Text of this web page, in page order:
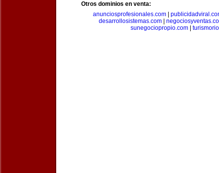
Otros dominios en venta:
anunciosprofesionales.com|
desarrollosistemas.com|
sunegociopropio.com|